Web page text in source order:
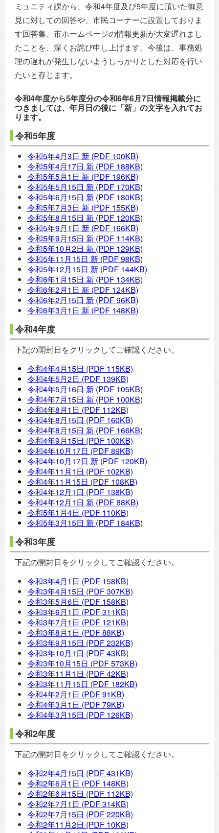
ミュニティ課から、令和4年度及び5年度に頂いた御意
見に対しての回答や、市民コーナーに設置しておりま
す回答集、市ホームページの情報更新が大変遅れまし
たことを、深くお詫び申し上げます。今後は、事務処
理の遅れが発生しないようしっかりとした対応を行い
たいと存じます。
令和4年度から5年度分の令和6年6月7日情報掲載分に
つきましては、年月日の後に「新」の文字を入れてお
ります。
令和5年度
令和5年4月3日 新 (PDF 100KB)
令和5年4月17日 新 (PDF 188KB)
令和5年5月1日 新 (PDF 196KB)
令和5年5月15日 新 (PDF 170KB)
令和5年6月15日 新 (PDF 180KB)
令和5年7月3日 新 (PDF 155KB)
令和5年8月15日 新 (PDF 120KB)
令和5年9月1日 新 (PDF 166KB)
令和5年9月15日 新 (PDF 114KB)
令和5年10月2日 新 (PDF 129KB)
令和5年11月15日 新 (PDF 98KB)
令和5年12月15日 新 (PDF 144KB)
令和6年1月15日 新 (PDF 134KB)
令和6年2月1日 新 (PDF 124KB)
令和6年2月15日 新 (PDF 96KB)
令和6年3月1日 新 (PDF 148KB)
令和4年度
下記の開封日をクリックしてご確認ください。
令和4年4月15日 (PDF 115KB)
令和4年5月2日 (PDF 139KB)
令和4年5月16日 新 (PDF 105KB)
令和4年7月15日 新 (PDF 100KB)
令和4年8月1日 (PDF 112KB)
令和4年8月15日 (PDF 160KB)
令和4年8月15日 新 (PDF 166KB)
令和4年9月15日 (PDF 100KB)
令和4年10月17日 (PDF 89KB)
令和4年10月17日 新 (PDF 120KB)
令和4年11月1日 (PDF 102KB)
令和4年11月15日 (PDF 108KB)
令和4年12月1日 (PDF 138KB)
令和4年12月1日 新 (PDF 88KB)
令和5年1月4日 (PDF 110KB)
令和5年3月15日 新 (PDF 184KB)
令和3年度
下記の開封日をクリックしてご確認ください。
令和3年4月1日 (PDF 158KB)
令和3年4月15日 (PDF 307KB)
令和3年5月6日 (PDF 158KB)
令和3年6月1日 (PDF 311KB)
令和3年7月1日 (PDF 121KB)
令和3年8月1日 (PDF 88KB)
令和3年9月15日 (PDF 232KB)
令和3年10月1日 (PDF 43KB)
令和3年10月15日 (PDF 573KB)
令和3年11月1日 (PDF 42KB)
令和3年11月15日 (PDF 182KB)
令和4年2月1日 (PDF 91KB)
令和4年3月1日 (PDF 79KB)
令和4年3月15日 (PDF 126KB)
令和2年度
下記の開封日をクリックしてご確認ください。
令和2年4月15日 (PDF 431KB)
令和2年6月1日 (PDF 148KB)
令和2年6月15日 (PDF 112KB)
令和2年7月1日 (PDF 314KB)
令和2年7月15日 (PDF 220KB)
令和2年11月2日 (PDF 10KB)